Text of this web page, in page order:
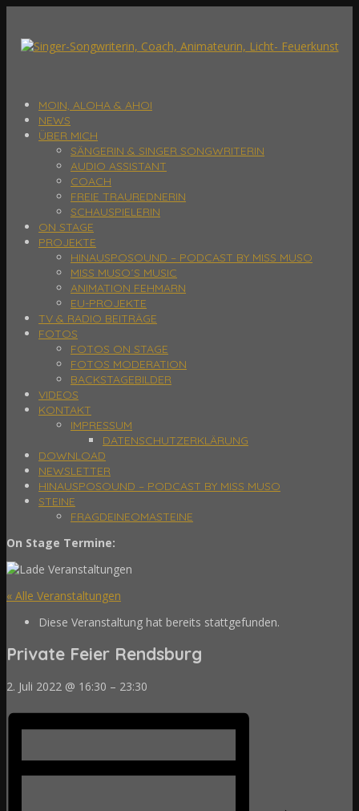
MOIN, ALOHA & AHOI
NEWS
ÜBER MICH
SÄNGERIN & SINGER SONGWRITERIN
AUDIO ASSISTANT
COACH
FREIE TRAUREDNERIN
SCHAUSPIELERIN
ON STAGE
PROJEKTE
HINAUSPOSOUND – PODCAST BY MISS MUSO
MISS MUSO´S MUSIC
ANIMATION FEHMARN
EU-PROJEKTE
TV & RADIO BEITRÄGE
FOTOS
FOTOS ON STAGE
FOTOS MODERATION
BACKSTAGEBILDER
VIDEOS
KONTAKT
IMPRESSUM
DATENSCHUTZERKLÄRUNG
DOWNLOAD
NEWSLETTER
HINAUSPOSOUND – PODCAST BY MISS MUSO
STEINE
FRAGDEINEOMASTEINE
On Stage Termine:
« Alle Veranstaltungen
Diese Veranstaltung hat bereits stattgefunden.
Private Feier Rendsburg
2. Juli 2022 @ 16:30 – 23:30